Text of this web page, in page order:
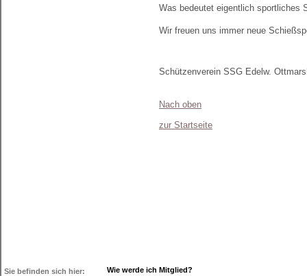
Was bedeutet eigentlich sportliches
Wir freuen uns immer neue
Schützenverein SSG Edelw.
Nach oben
zur Startseite
Sie befinden sich hier: Wie werde ich Mitglied?